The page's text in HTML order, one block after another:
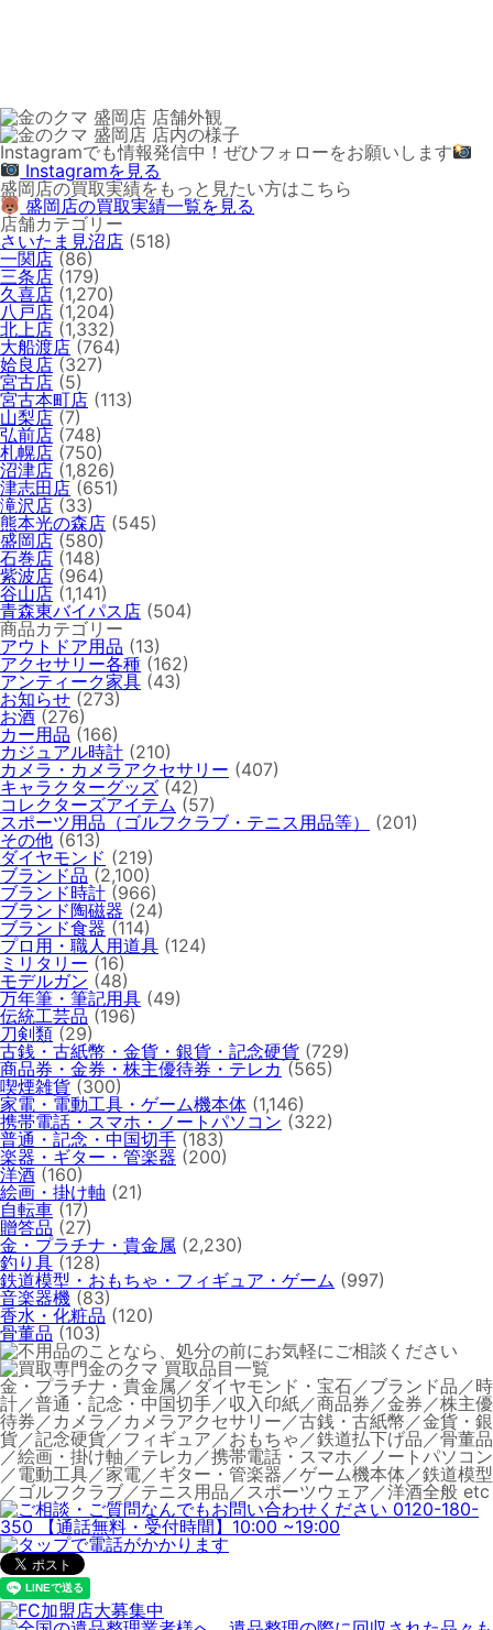
Instagramでも情報発信中！ぜひフォローをお願いします
Instagramを見る
盛岡店の買取実績をもっと見たい方はこちら
盛岡店の買取実績一覧を見る
店舗カテゴリー
さいたま見沼店 (518)
一関店 (86)
三条店 (179)
久喜店 (1,270)
八戸店 (1,204)
北上店 (1,332)
大船渡店 (764)
姶良店 (327)
宮古店 (5)
宮古本町店 (113)
山梨店 (7)
弘前店 (748)
札幌店 (750)
沼津店 (1,826)
津志田店 (651)
滝沢店 (33)
熊本光の森店 (545)
盛岡店 (580)
石巻店 (148)
紫波店 (964)
谷山店 (1,141)
青森東バイパス店 (504)
商品カテゴリー
アウトドア用品 (13)
アクセサリー各種 (162)
アンティーク家具 (43)
お知らせ (273)
お酒 (276)
カー用品 (166)
カジュアル時計 (210)
カメラ・カメラアクセサリー (407)
キャラクターグッズ (42)
コレクターズアイテム (57)
スポーツ用品（ゴルフクラブ・テニス用品等）
(201)
その他 (613)
ダイヤモンド (219)
ブランド品 (2,100)
ブランド時計 (966)
ブランド陶磁器 (24)
ブランド食器 (114)
プロ用・職人用道具 (124)
ミリタリー (16)
モデルガン (48)
万年筆・筆記用具 (49)
伝統工芸品 (196)
刀剣類 (29)
古銭・古紙幣・金貨・銀貨・記念硬貨 (729)
商品券・金券・株主優待券・テレカ (565)
喫煙雑貨 (300)
家電・電動工具・ゲーム機本体 (1,146)
携帯電話・スマホ・ノートパソコン (322)
普通・記念・中国切手 (183)
楽器・ギター・管楽器 (200)
洋酒 (160)
絵画・掛け軸 (21)
自転車 (17)
贈答品 (27)
金・プラチナ・貴金属 (2,230)
釣り具 (128)
鉄道模型・おもちゃ・フィギュア・ゲーム (997)
音楽器機 (83)
香水・化粧品 (120)
骨董品 (103)
金・プラチナ・貴金属／ダイヤモンド・宝石／ブランド品／時
計／普通・記念・中国切手／収入印紙／商品券／金券／株主優
待券／カメラ／カメラアクセサリー／古銭・古紙幣／金貨・銀
貨／記念硬貨／フィギュア／おもちゃ／鉄道払下げ品／骨董品
／絵画・掛け軸／テレカ／携帯電話・スマホ／ノートパソコン
／電動工具／家電／ギター・管楽器／ゲーム機本体／鉄道模型
／ゴルフクラブ／テニス用品／スポーツウェア／洋酒全般 etc